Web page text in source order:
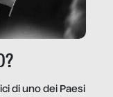
di uno dei Paesi